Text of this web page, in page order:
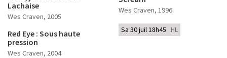
Lachaise
Wes Craven, 2005
Red Eye : Sous haute
pression
Wes Craven, 2004
Wes Craven, 1996
Sa 30 juil 18h45 HL